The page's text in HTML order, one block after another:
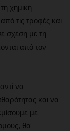
χημική
τις τροφές και
σχέση με τη
από τον
να
και να
με
θα